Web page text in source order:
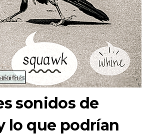
sonidos de
lo que podrían